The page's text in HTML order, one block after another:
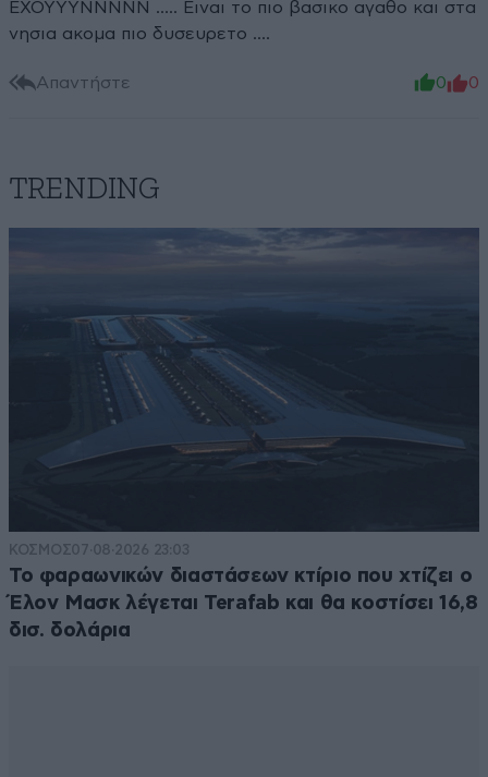
ΕΧΟΥΥΥΝΝΝΝΝ ..... Ειναι το πιο βασικο αγαθο και στα
νησια ακομα πιο δυσευρετο ....
Απαντήστε 0 0
TRENDING
ΚΟΣΜΟΣ07·08·2026 23:03
Το φαραωνικών διαστάσεων κτίριο που χτίζει ο
Έλον Μασκ λέγεται Terafab και θα κοστίσει 16,8
δισ. δολάρια